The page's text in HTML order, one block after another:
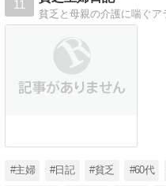
11
#主婦 #日記 #貧乏 #60代